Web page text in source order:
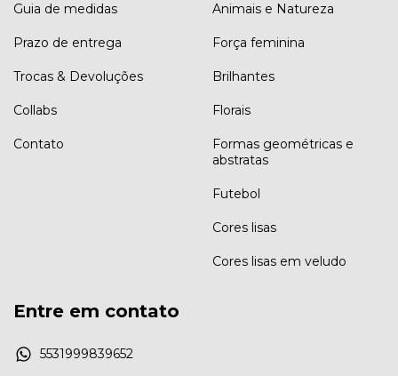
Guia de medidas
Prazo de entrega
Trocas & Devoluções
Collabs
Contato
Animais e Natureza
Força feminina
Brilhantes
Florais
Formas geométricas e
abstratas
Futebol
Cores lisas
Cores lisas em veludo
Entre em contato
5531999839652